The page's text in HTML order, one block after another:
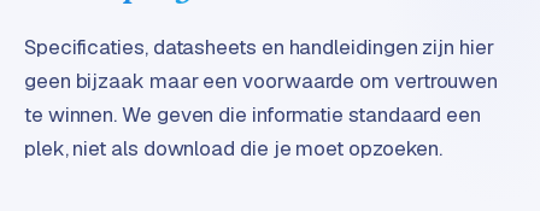
e
n
w
Specificaties, datasheets en handleidingen zijn hier
geen bijzaak maar een voorwaarde om vertrouwen
te winnen. We geven die informatie standaard een
plek, niet als download die je moet opzoeken.